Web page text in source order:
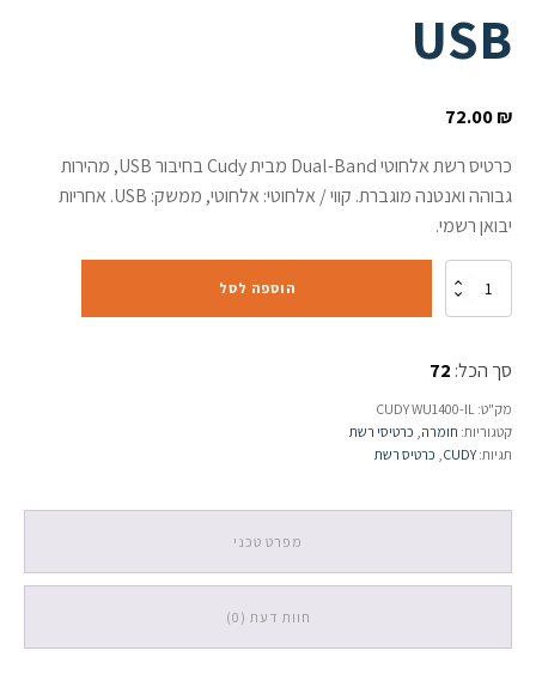
USB
72.00₪
כרטיס רשת אלחוטי Dual-Band מבית Cudy בחיבור USB, מהירות
גבוהה ואנטנה מוגברת. קווי / אלחוטי: אלחוטי, ממשק: USB. אחריות
יבואן רשמי.
כמות
אלחוטי
WU1400
AC1300
Dual-
USB
הוספה לסל
סך הכל: 72
מק"ט: CUDY WU1400-IL
קטגוריות: חומרה כרטיסי רשת
תגיות:CUDY כרטיס רשת
מפרט טכני
חוות דעת (0)